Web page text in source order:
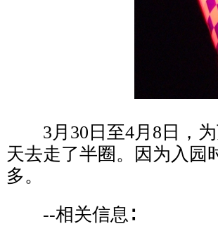
3月30日至4月8日，
天去走了半圈。因为入园
多。
--相关信息∶